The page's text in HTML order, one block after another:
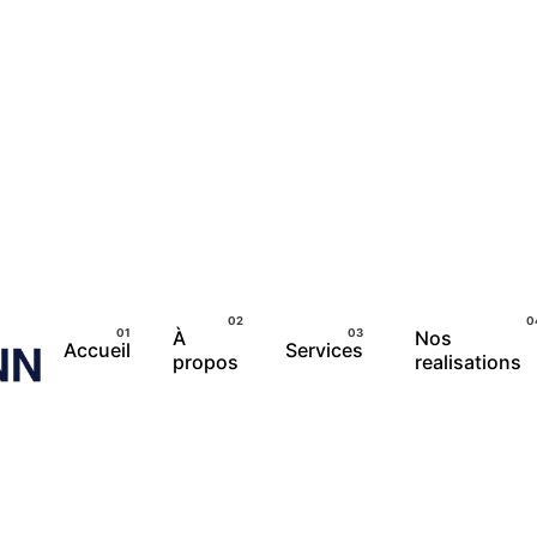
Accueil
À
propos
Services
Nos
realisations